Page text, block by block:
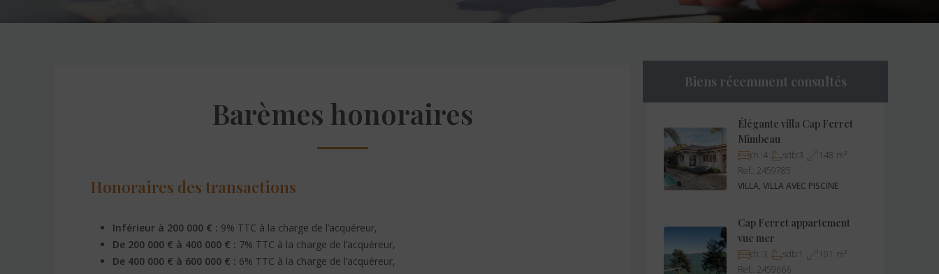
Barèmes honoraires
Honoraires des transactions
Inférieur à 200 000 € : 9% TTC à la charge de l’acquéreur,
De 200 000 € à 400 000 € : 7% TTC à la charge de l’acquéreur,
De 400 000 € à 600 000 € : 6% TTC à la charge de l’acquéreur,
Biens récemment consultés
Élégante villa Cap Ferret
Mimbeau
ch.:4 sdb:3 148 m²
Ref.: 2459785
VILLA, VILLA AVEC PISCINE
Cap Ferret appartement
vue mer
ch.:3 sdb:1 101 m²
Ref.: 2459666